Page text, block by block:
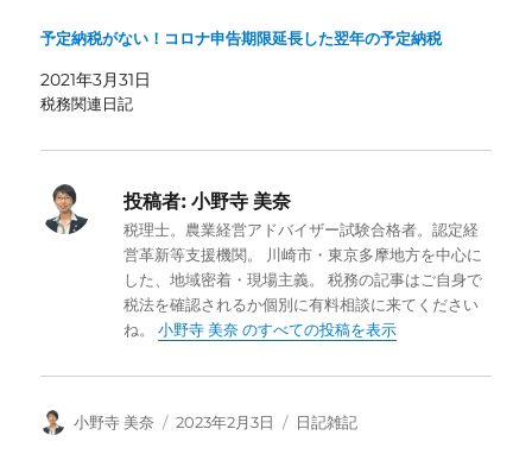
予定納税がない！コロナ申告期限延長した翌年の予定納税
2021年3月31日
税務関連日記
投稿者: 小野寺 美奈
税理士。農業経営アドバイザー試験合格者。認定経
営革新等支援機関。 川崎市・東京多摩地方を中心に
した、地域密着・現場主義。 税務の記事はご自身で
税法を確認されるか個別に有料相談に来てください
ね。小野寺 美奈 のすべての投稿を表示
投
小野寺 美奈
投
2023年2月3日
カ
日記雑記